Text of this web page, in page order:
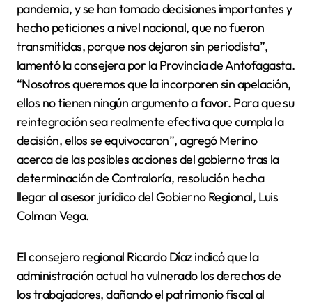
pandemia, y se han tomado decisiones importantes y
hecho peticiones a nivel nacional, que no fueron
transmitidas, porque nos dejaron sin periodista”,
lamentó la consejera por la Provincia de Antofagasta.
“Nosotros queremos que la incorporen sin apelación,
ellos no tienen ningún argumento a favor. Para que su
reintegración sea realmente efectiva que cumpla la
decisión, ellos se equivocaron”, agregó Merino
acerca de las posibles acciones del gobierno tras la
determinación de Contraloría, resolución hecha
llegar al asesor jurídico del Gobierno Regional, Luis
Colman Vega.
El consejero regional Ricardo Díaz indicó que la
administración actual ha vulnerado los derechos de
los trabajadores, dañando el patrimonio fiscal al